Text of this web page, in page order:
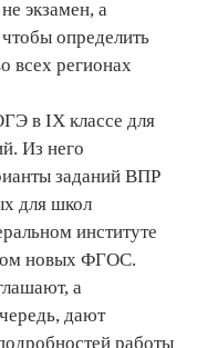
экзамен, а
определить
всех регионах
в IX классе для
Из него
заданий ВПР
для школ
институте
новых ФГОС.
а
дают
работы